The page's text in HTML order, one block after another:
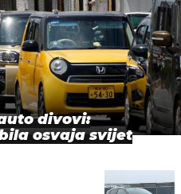
divovi:
osvaja svijet